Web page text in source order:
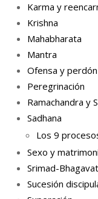
Karma y
Krishna
Mahabharata
Mantra
Ofensa y perdón
Peregrinación
Ramachandra y
Sadhana
Los 9
Sexo y
Srimad-
Sucesión